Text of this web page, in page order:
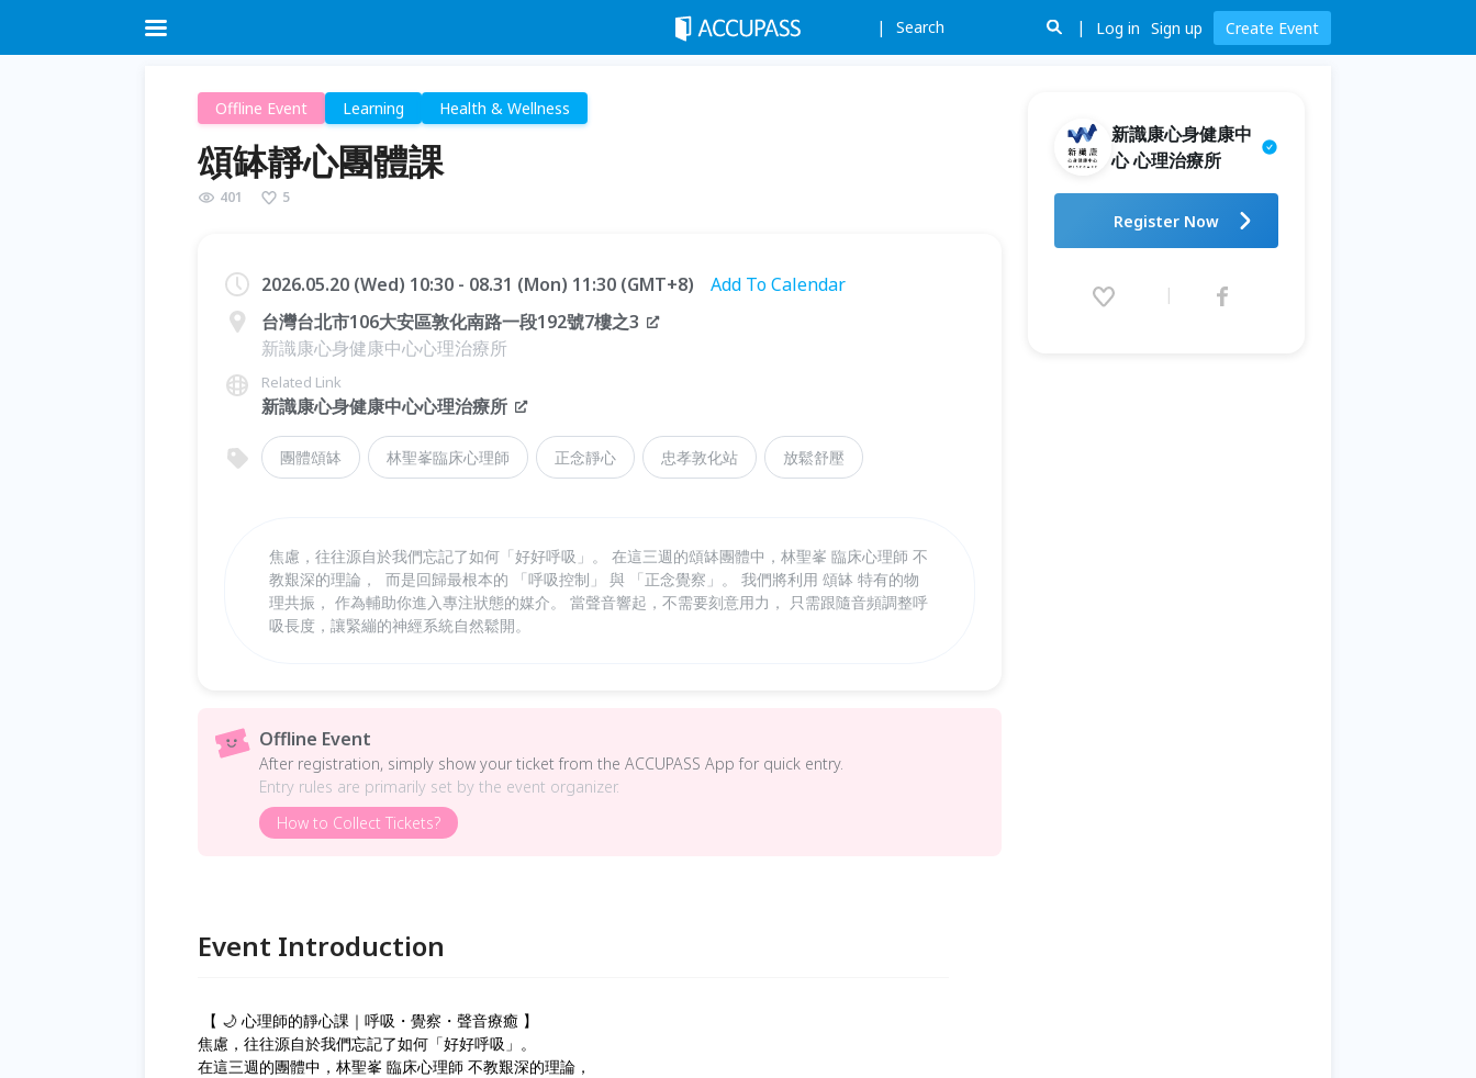
Search Log in Sign up Create Event
Offline Event Learning Health & Wellness
頌缽靜心團體課
401 5
2026.05.20 (Wed) 10:30 - 08.31 (Mon) 11:30 (GMT+8)
Add To Calendar
台灣台北市106大安區敦化南路一段192號7樓之3
新識康心身健康中心心理治療所
Related Link
新識康心身健康中心心理治療所
團體頌缽 林聖峯臨床心理師 正念靜心 忠孝敦化站 放鬆舒壓
焦慮，往往源自於我們忘記了如何「好好呼吸」。 在這三週的頌缽團體中，林聖峯 臨床心理師 不
教艱深的理論， 而是回歸最根本的 「呼吸控制」 與 「正念覺察」。 我們將利用 頌缽 特有的物
理共振， 作為輔助你進入專注狀態的媒介。 當聲音響起，不需要刻意用力， 只需跟隨音頻調整呼
吸長度，讓緊繃的神經系統自然鬆開。
Offline Event
After registration, simply show your ticket from the ACCUPASS App for quick entry.
Entry rules are primarily set by the event organizer.
How to Collect Tickets?
Event Introduction
【 🌙 心理師的靜心課｜呼吸・覺察・聲音療癒 】
焦慮，往往源自於我們忘記了如何「好好呼吸」。
在這三週的團體中，林聖峯 臨床心理師 不教艱深的理論，
新識康心身健康中
心 心理治療所
2026.05.20 (Wed) 10:30 - 08.31
(Mon) 11:30 (GMT+8)
Register Now